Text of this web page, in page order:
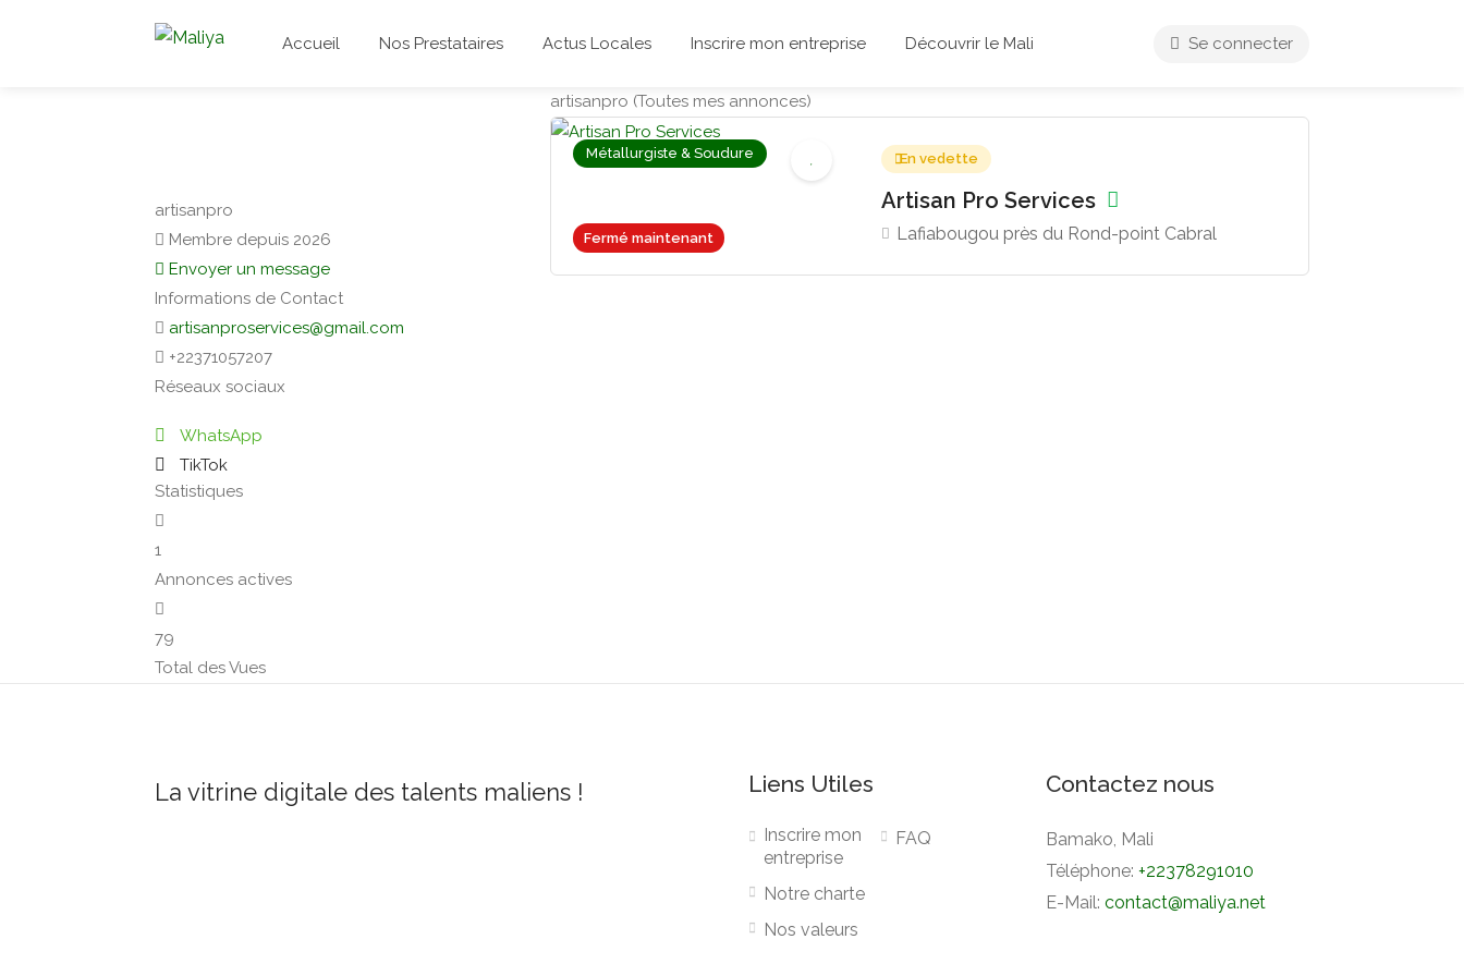
Accueil Nos Prestataires Actus Locales Inscrire mon entreprise Découvrir le Mali Se connecter
artisanpro
Membre depuis 2026
Envoyer un message
Informations de Contact
artisanproservices@gmail.com
+22371057207
Réseaux sociaux
WhatsApp
TikTok
Statistiques
1
Annonces actives
79
Total des Vues
artisanpro (Toutes mes annonces)
Fermé maintenant
Métallurgiste & Soudure En vedette
Artisan Pro Services
Lafiabougou près du Rond-point Cabral
La vitrine digitale des talents maliens ! Liens Utiles
Inscrire mon
entreprise
Notre charte
Nos valeurs
FAQ
Contactez nous
Bamako, Mali
Téléphone: +22378291010
E-Mail: contact@maliya.net